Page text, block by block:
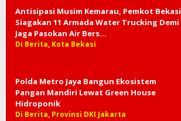
Antisipasi Musim Kemarau, Pemkot Bekasi
Siagakan 11 Armada Water Trucking Demi
Jaga Pasokan Air Bers…
Di Berita, Kota Bekasi
Polda Metro Jaya Bangun Ekosistem
Pangan Mandiri Lewat Green House
Hidroponik
Di Berita, Provinsi DKI Jakarta